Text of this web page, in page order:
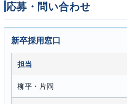
応募・問い合わせ
新卒採用窓口
担当
柳平・片岡